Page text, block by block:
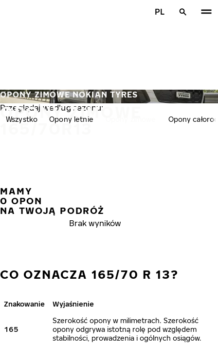
PL
OPONY ZIMOWE
165/70R13
OPONY ZIMOWE NOKIAN TYRES
Przeglądaj według sezonu:
Wszystko Opony letnie Opony
MAMY
0 OPON
NA TWOJĄ PODRÓŻ
Brak wyników
CO OZNACZA 165/70 R 13?
Znakowanie Wyjaśnienie
165
Szerokość opony w milimetrach. Szerokość
opony odgrywa istotną rolę pod względem
stabilności, prowadzenia i ogólnych osiągów.